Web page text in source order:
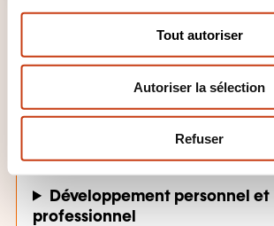
n
Tout autoriser
Autoriser la sélection
Refuser
DOMAINES DE
Développement personnel et
professionnel